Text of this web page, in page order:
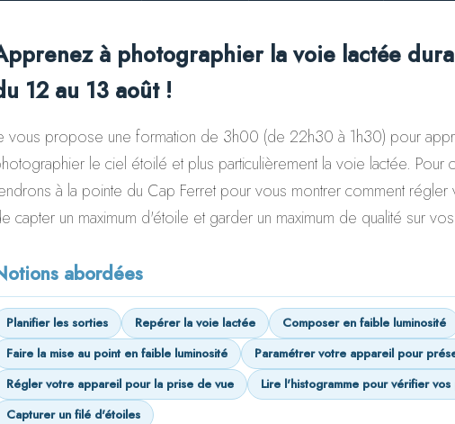
à photographier la voie lactée
12 au 13 août !
vous propose une formation de 3h00 (de 22h30 à 1h30) pour
le ciel étoilé et plus particulièrement la voie lactée. Pour
à la pointe du Cap Ferret pour vous montrer comment régler
capter un maximum d'étoile et garder un maximum de qualité sur
abordées
Planifier les sorties Repérer la voie lactée
Composer en faible luminosité
Faire la mise au point en faible luminosité
Paramétrer votre appareil pour
Régler votre appareil pour la prise de vue
Lire l'histogramme pour vérifier vos
Capturer un filé d'étoiles